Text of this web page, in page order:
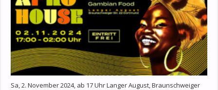
Sa, 2. November 2024, ab 17 Uhr Langer August, Braunschweiger